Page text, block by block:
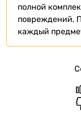
полной
повреждений.
каждый